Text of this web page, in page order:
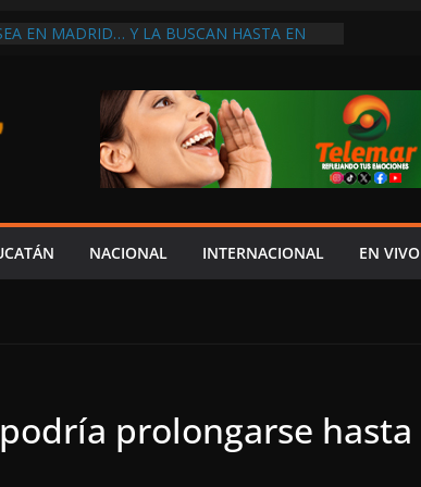
EN MADRID… Y LA BUSCAN HASTA EN
EN UNA DE LAS CADENAS DE ARTÍCULOS
DE EUROPA: MARCEL CARRILLO
SU PEOR MOMENTO: PAN; LA ECONOMÍA
CRECE LA INSEGURIDAD, NO HAY
CRÍTICOS SON CENSURADOS
PERDER EL TIEMPO”; INFRAESTRUCTURA
Y URGE MODERNIZARLA:
NACIONAL INTERNACIONAL EN VIVO
prolongarse hasta